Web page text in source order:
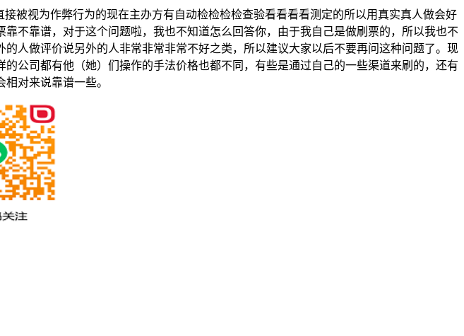
被视为作弊行为的现在主办方有自动检检检检查验看看看看测定的所以用真实真人做会好
不靠谱，对于这个问题啦，我也不知道怎么回答你，由于我自己是做刷票的，所以我也不
人做评价说另外的人非常非常非常不好之类，所以建议大家以后不要再问这种问题了。现
公司都有他（她）们操作的手法价格也都不同，有些是通过自己的一些渠道来刷的，还有
对来说靠谱一些。